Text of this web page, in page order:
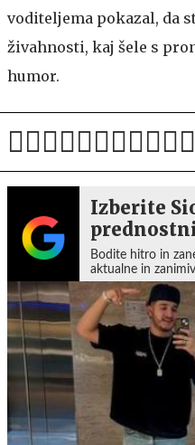
voditeljema pokazal, da
živahnosti, kaj šele s
humor.
Izberite
Bodite hitro in
aktualne in